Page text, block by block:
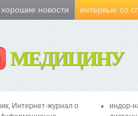
хорошие новости интервью со
МЕДИЦИНУ
Интернет-журнал о
индор-